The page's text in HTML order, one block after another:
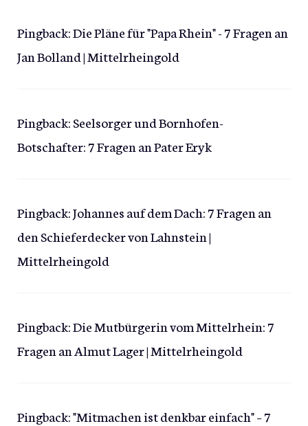
Pingback:Die Pläne für "Papa Rhein" - 7 Fragen an
Jan Bolland | Mittelrheingold
Pingback:Seelsorger und Bornhofen-
Botschafter: 7 Fragen an Pater Eryk
Pingback:Johannes auf dem Dach: 7 Fragen an
den Schieferdecker von Lahnstein |
Mittelrheingold
Pingback:Die Mutbürgerin vom Mittelrhein: 7
Fragen an Almut Lager | Mittelrheingold
Pingback:"Mitmachen ist denkbar einfach" – 7